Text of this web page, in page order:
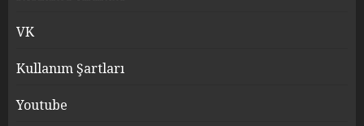
VK
Kullanım Şartları
Youtube